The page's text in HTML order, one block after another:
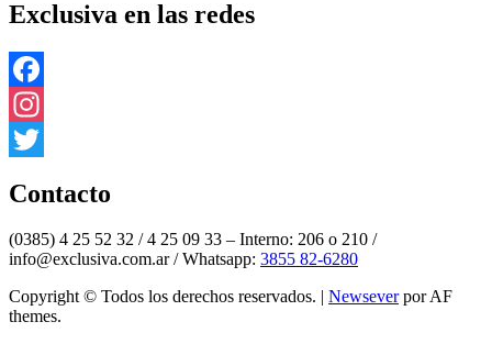
Exclusiva en las redes
Facebook
Instagram
Contacto
(0385) 4 25 52 32 / 4 25 09 33 – Interno: 206 o 210 /
info@exclusiva.com.ar / Whatsapp: 3855 82-6280
Copyright © Todos los derechos reservados. | Newseverpor AF
themes.